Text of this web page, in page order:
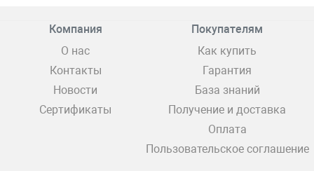
Компания
О нас
Контакты
Новости
Сертификаты
Покупателям
Как купить
Гарантия
База знаний
Получение и доставка
Оплата
Пользовательское соглашение